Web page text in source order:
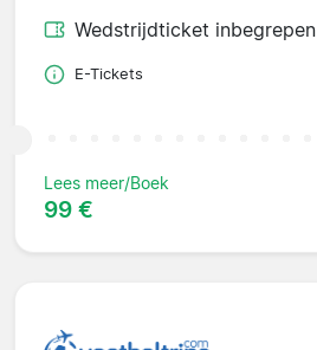
Wedstrijdticket inbegrepen
E-Tickets
Lees meer/Boek
99 €